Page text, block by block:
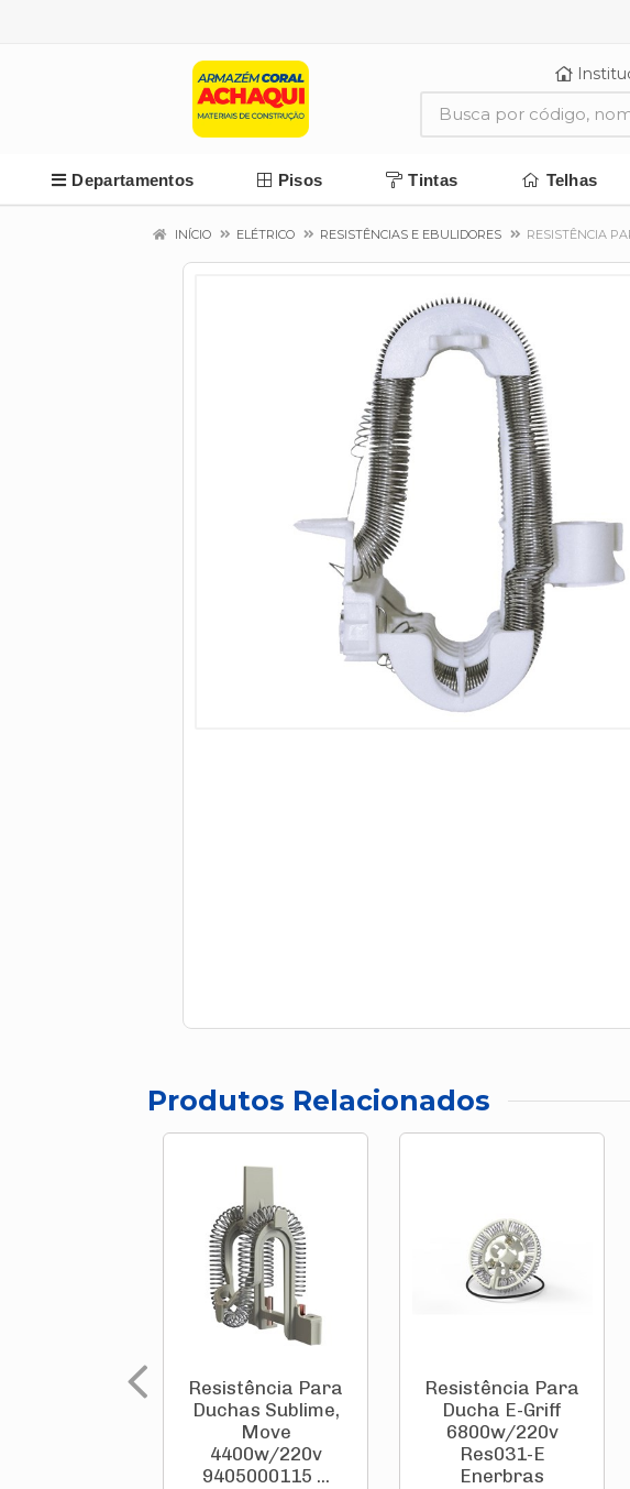
Departamentos Pisos Tintas Telhas
INÍCIO ELÉTRICO RESISTÊNCIAS E EBULIDORES RESISTÊNCIA
Produtos Relacionados
Resistência Para
Duchas Sublime,
Move
4400w/220v
9405000115 ...
Resistência Para
Ducha E-Griff
6800w/220v
Res031-E
Enerbras